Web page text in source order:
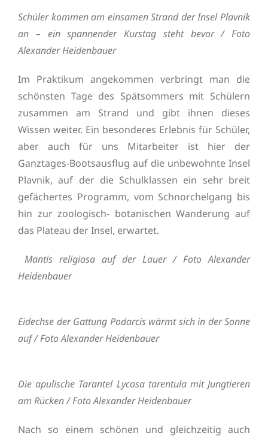
Schüler kommen am einsamen Strand der Insel Plavnik
an – ein spannender Kurstag steht bevor / Foto
Alexander Heidenbauer
Im Praktikum angekommen verbringt man die
schönsten Tage des Spätsommers mit Schülern
zusammen am Strand und gibt ihnen dieses
Wissen weiter. Ein besonderes Erlebnis für Schüler,
aber auch für uns Mitarbeiter ist hier der
Ganztages-Bootsausflug auf die unbewohnte Insel
Plavnik, auf der die Schulklassen ein sehr breit
gefächertes Programm, vom Schnorchelgang bis
hin zur zoologisch- botanischen Wanderung auf
das Plateau der Insel, erwartet.
Mantis religiosa auf der Lauer / Foto Alexander
Heidenbauer
Eidechse der Gattung Podarcis wärmt sich in der Sonne
auf / Foto Alexander Heidenbauer
Die apulische Tarantel Lycosa tarentula mit Jungtieren
am Rücken / Foto Alexander Heidenbauer
Nach so einem schönen und gleichzeitig auch